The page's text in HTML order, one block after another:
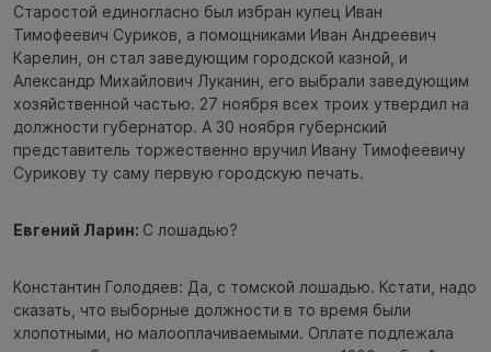
Старостой единогласно был избран купец Иван
Тимофеевич Суриков, а помощниками Иван Андреевич
Карелин, он стал заведующим городской казной, и
Александр Михайлович Луканин, его выбрали заведующим
хозяйственной частью. 27 ноября всех троих утвердил на
должности губернатор. А 30 ноября губернский
представитель торжественно вручил Ивану Тимофеевичу
Сурикову ту саму первую городскую печать.
Евгений Ларин: С лошадью?
Константин Голодяев: Да, с томской лошадью. Кстати, надо
сказать, что выборные должности в то время были
хлопотными, но малооплачиваемыми. Оплате подлежала